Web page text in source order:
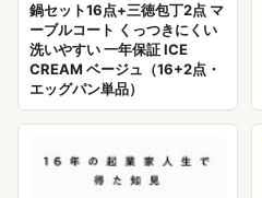
鍋セット16点+三徳包丁2点 マ
ーブルコート くっつきにくい
洗いやすい 一年保証 ICE
CREAM ベージュ（16+2点・
エッグパン単品）